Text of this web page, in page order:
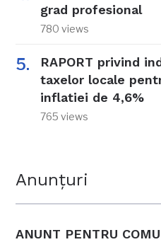
grad profesional
780 views
RAPORT privind
taxelor locale
inflatiei de 4,6%
765 views
Anunțuri
ANUNT PENTRU